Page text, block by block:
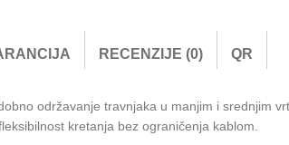
RECENZIJE (0) QR
održavanje travnjaka u manjim i srednjim
kretanja bez ograničenja kablom.